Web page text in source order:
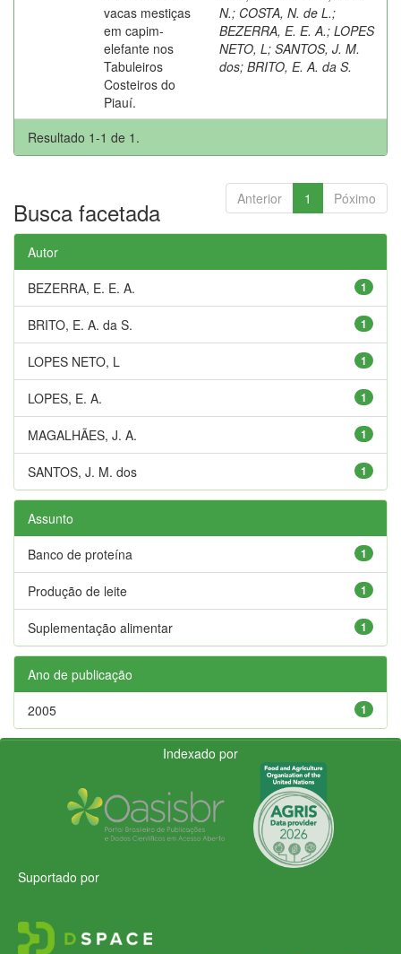
vacas mestiças
em capim-
elefante nos
Tabuleiros
Costeiros do
Piauí.
N.; COSTA, N. de L.;
BEZERRA, E. E. A.; LOPES
NETO, L; SANTOS, J. M.
dos; BRITO, E. A. da S.
Resultado 1-1 de 1.
Anterior 1 Póximo
Busca facetada
Autor
1
BEZERRA, E. E. A.
1
BRITO, E. A. da S.
1
LOPES NETO, L
1
LOPES, E. A.
1
MAGALHÃES, J. A.
1
SANTOS, J. M. dos
Assunto
1
Banco de proteína
1
Produção de leite
1
Suplementação alimentar
Ano de publicação
1
2005
Indexado por
Suportado por